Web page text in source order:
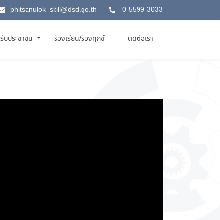
phitsanulok_skill@dsd.go.th 0-5599-3033
บประชาชน ร้องเรียน/ร้องทุกข์ ติดต่อเรา